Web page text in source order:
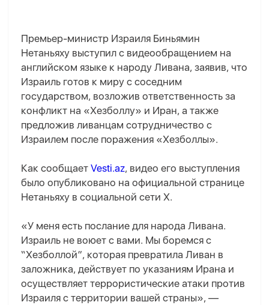
Премьер-министр Израиля Биньямин
Нетаньяху выступил с видеообращением на
английском языке к народу Ливана, заявив, что
Израиль готов к миру с соседним
государством, возложив ответственность за
конфликт на «Хезболлу» и Иран, а также
предложив ливанцам сотрудничество с
Израилем после поражения «Хезболлы».
Как сообщает Vesti.az, видео его выступления
было опубликовано на официальной странице
Нетаньяху в социальной сети X.
«У меня есть послание для народа Ливана.
Израиль не воюет с вами. Мы боремся с
“Хезболлой”, которая превратила Ливан в
заложника, действует по указаниям Ирана и
осуществляет террористические атаки против
Израиля с территории вашей страны», —